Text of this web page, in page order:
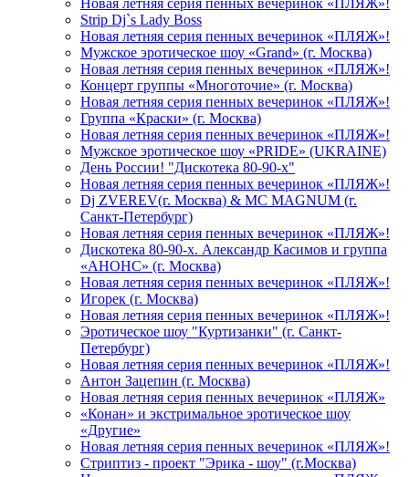
Новая летняя серия пенных вечеринок «ПЛЯЖ»!
Strip Dj`s Lady Boss
Новая летняя серия пенных вечеринок «ПЛЯЖ»!
Мужское эротическое шоу «Grand» (г. Москва)
Новая летняя серия пенных вечеринок «ПЛЯЖ»!
Концерт группы «Многоточие» (г. Москва)
Новая летняя серия пенных вечеринок «ПЛЯЖ»!
Группа «Краски» (г. Москва)
Новая летняя серия пенных вечеринок «ПЛЯЖ»!
Мужское эротическое шоу «PRIDE» (UKRAINE)
День России! "Дискотека 80-90-х"
Новая летняя серия пенных вечеринок «ПЛЯЖ»!
Dj ZVEREV(г. Москва) & MC MAGNUM (г.
Санкт-Петербург)
Новая летняя серия пенных вечеринок «ПЛЯЖ»!
Дискотека 80-90-х. Александр Касимов и группа
«АНОНС» (г. Москва)
Новая летняя серия пенных вечеринок «ПЛЯЖ»!
Игорек (г. Москва)
Новая летняя серия пенных вечеринок «ПЛЯЖ»!
Эротическое шоу "Куртизанки" (г. Санкт-
Петербург)
Новая летняя серия пенных вечеринок «ПЛЯЖ»!
Антон Зацепин (г. Москва)
Новая летняя серия пенных вечеринок «ПЛЯЖ»
«Конан» и экстримальное эротическое шоу
«Другие»
Новая летняя серия пенных вечеринок «ПЛЯЖ»!
Стриптиз - проект "Эрика - шоу" (г.Москва)